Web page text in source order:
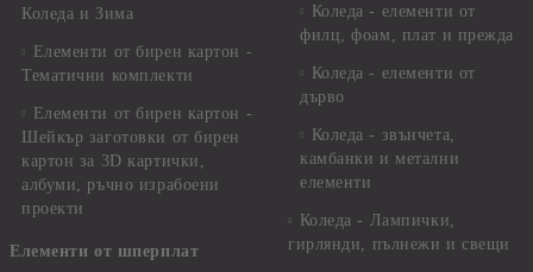
Коледа и Зима
Елементи от бирен картон -
Тематични комплекти
Елементи от бирен картон -
Шейкър заготовки от бирен
картон за 3D картички,
албуми, ръчно израбоени
проекти
Елементи от шперплат
Коледа - елементи от
филц, фоам, плат и прежда
Коледа - елементи от
дърво
Коледа - звънчета,
камбанки и метални
елементи
Коледа - Лампички,
гирлянди, пълнежи и свещи